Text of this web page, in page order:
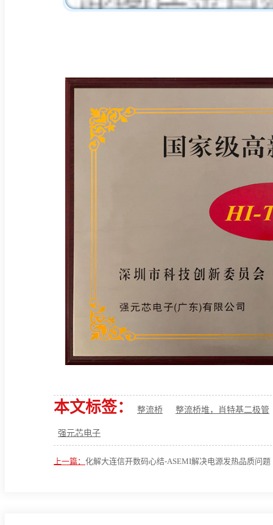
本文标签： 整流桥 整流桥堆，肖特基二极管
强元芯电子
上一篇： 化解大连信开数码心结-ASEMI解决电源发热品质问题